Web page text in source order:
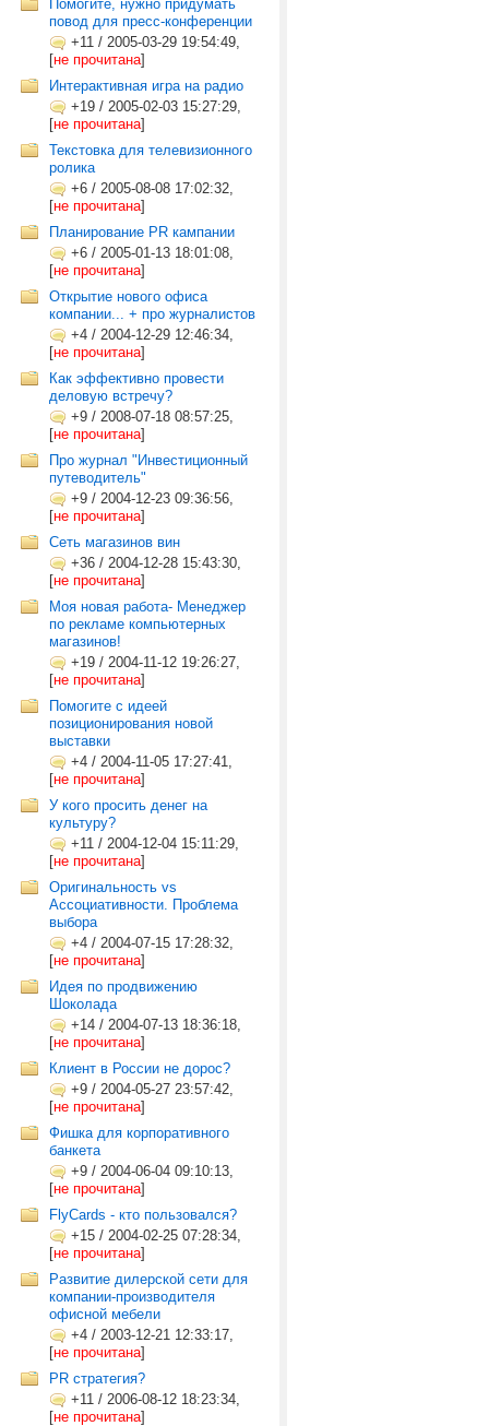
Помогите, нужно придумать
повод для пресс-конференции
+11 / 2005-03-29 19:54:49,
[не прочитана]
Интерактивная игра на радио
+19 / 2005-02-03 15:27:29,
[не прочитана]
Текстовка для телевизионного
ролика
+6 / 2005-08-08 17:02:32,
[не прочитана]
Планирование PR кампании
+6 / 2005-01-13 18:01:08,
[не прочитана]
Открытие нового офиса
компании... + про журналистов
+4 / 2004-12-29 12:46:34,
[не прочитана]
Как эффективно провести
деловую встречу?
+9 / 2008-07-18 08:57:25,
[не прочитана]
Про журнал "Инвестиционный
путеводитель"
+9 / 2004-12-23 09:36:56,
[не прочитана]
Сеть магазинов вин
+36 / 2004-12-28 15:43:30,
[не прочитана]
Моя новая работа- Менеджер
по рекламе компьютерных
магазинов!
+19 / 2004-11-12 19:26:27,
[не прочитана]
Помогите с идеей
позиционирования новой
выставки
+4 / 2004-11-05 17:27:41,
[не прочитана]
У кого просить денег на
культуру?
+11 / 2004-12-04 15:11:29,
[не прочитана]
Оригинальность vs
Ассоциативности. Проблема
выбора
+4 / 2004-07-15 17:28:32,
[не прочитана]
Идея по продвижению
Шоколада
+14 / 2004-07-13 18:36:18,
[не прочитана]
Клиент в России не дорос?
+9 / 2004-05-27 23:57:42,
[не прочитана]
Фишка для корпоративного
банкета
+9 / 2004-06-04 09:10:13,
[не прочитана]
FlyCards - кто пользовался?
+15 / 2004-02-25 07:28:34,
[не прочитана]
Развитие дилерской сети для
компании-производителя
офисной мебели
+4 / 2003-12-21 12:33:17,
[не прочитана]
PR стратегия?
+11 / 2006-08-12 18:23:34,
[не прочитана]